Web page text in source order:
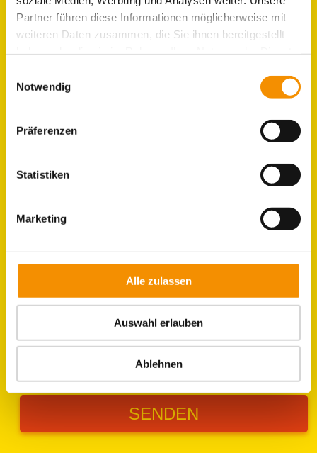
Partner führen diese Informationen möglicherweise mit
weiteren Daten zusammen, die Sie ihnen bereitgestellt
Notwendig
Präferenzen
Statistiken
Marketing
Alle zulassen
Auswahl erlauben
Ablehnen
Ich stimme der Verarbeitung meiner Daten gemäß
Datenschutzerklärung